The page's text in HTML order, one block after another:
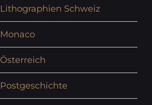
Lithographien Schweiz
Monaco
Österreich
Postgeschichte